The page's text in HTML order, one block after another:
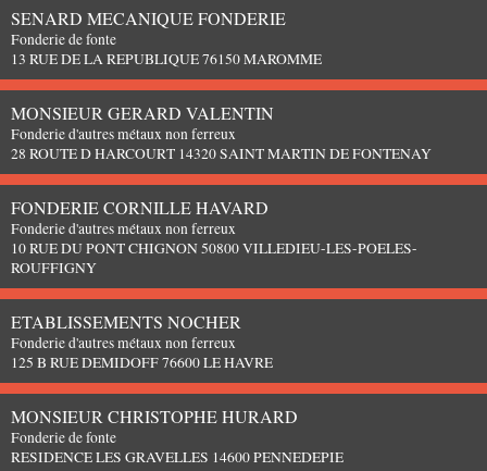
SENARD MECANIQUE FONDERIE
Fonderie de fonte
13 RUE DE LA REPUBLIQUE 76150 MAROMME
MONSIEUR GERARD VALENTIN
Fonderie d'autres métaux non ferreux
28 ROUTE D HARCOURT 14320 SAINT MARTIN DE FONTENAY
FONDERIE CORNILLE HAVARD
Fonderie d'autres métaux non ferreux
10 RUE DU PONT CHIGNON 50800 VILLEDIEU-LES-POELES-
ROUFFIGNY
ETABLISSEMENTS NOCHER
Fonderie d'autres métaux non ferreux
125 B RUE DEMIDOFF 76600 LE HAVRE
MONSIEUR CHRISTOPHE HURARD
Fonderie de fonte
RESIDENCE LES GRAVELLES 14600 PENNEDEPIE